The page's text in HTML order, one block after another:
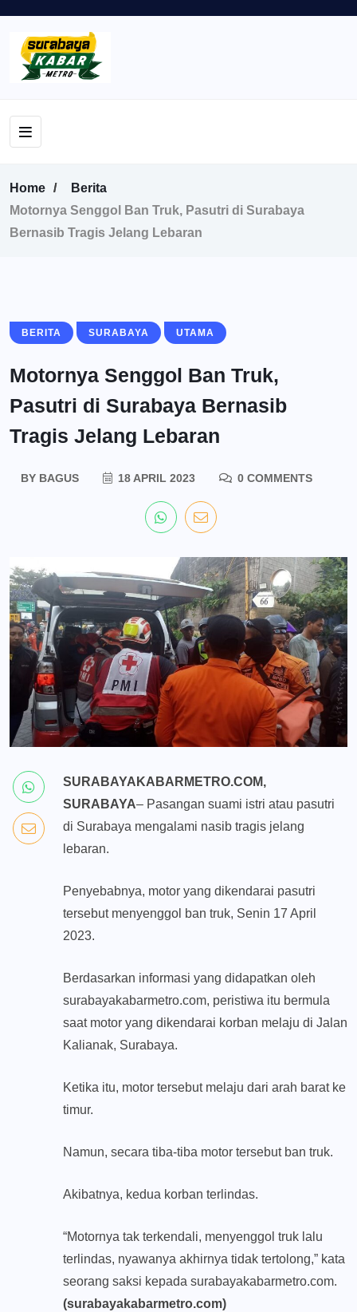
Home
Berita
Motornya Senggol Ban Truk, Pasutri di Surabaya
Bernasib Tragis Jelang Lebaran
BERITA SURABAYA UTAMA
Motornya Senggol Ban Truk,
Pasutri di Surabaya Bernasib
Tragis Jelang Lebaran
BY BAGUS 18 APRIL 2023 0 COMMENTS
SURABAYAKABARMETRO.COM,
SURABAYA– Pasangan suami istri atau pasutri
di Surabaya mengalami nasib tragis jelang
lebaran.
Penyebabnya, motor yang dikendarai pasutri
tersebut menyenggol ban truk, Senin 17 April
2023.
Berdasarkan informasi yang didapatkan oleh
surabayakabarmetro.com, peristiwa itu bermula
saat motor yang dikendarai korban melaju di Jalan
Kalianak, Surabaya.
Ketika itu, motor tersebut melaju dari arah barat ke
timur.
Namun, secara tiba-tiba motor tersebut ban truk.
Akibatnya, kedua korban terlindas.
“Motornya tak terkendali, menyenggol truk lalu
terlindas, nyawanya akhirnya tidak tertolong,” kata
seorang saksi kepada surabayakabarmetro.com.
(surabayakabarmetro.com)